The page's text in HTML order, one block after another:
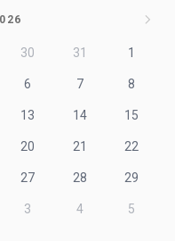
30 31 1
6 7 8
13 14 15
20 21 22
27 28 29
3 4 5